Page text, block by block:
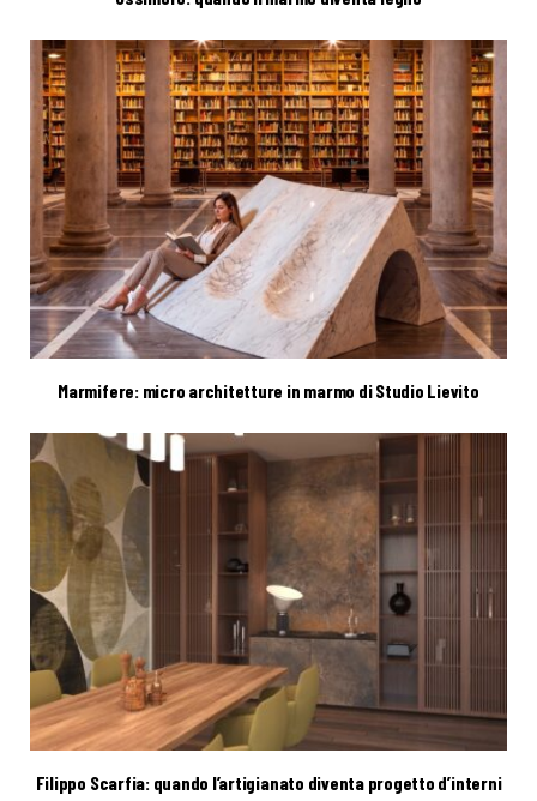
Marmifere: micro architetture in marmo di Studio Lievito
Filippo Scarfia: quando l’artigianato diventa progetto d’interni